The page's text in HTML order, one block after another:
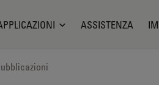
ASSISTENZA